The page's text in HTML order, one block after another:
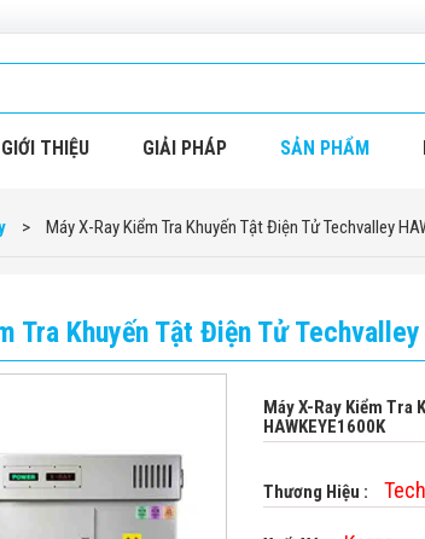
GIỚI THIỆU GIẢI PHÁP SẢN PHẨM
> Máy X-Ray Kiểm Tra Khuyến Tật Điện Tử Techvalley
Tra Khuyến Tật Điện Tử Techvalley
Máy X-Ray Kiểm Tra
HAWKEYE1600K
Thương Hiệu :